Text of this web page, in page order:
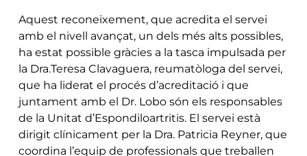
Aquest reconeixement, que acredita el servei
amb el nivell avançat, un dels més alts possibles,
ha estat possible gràcies a la tasca impulsada per
la Dra.Teresa Clavaguera, reumatòloga del servei,
que ha liderat el procés d’acreditació i que
juntament amb el Dr. Lobo són els responsables
de la Unitat d’Espondiloartritis. El servei està
dirigit clínicament per la Dra. Patricia Reyner, que
coordina l’equip de professionals que treballen